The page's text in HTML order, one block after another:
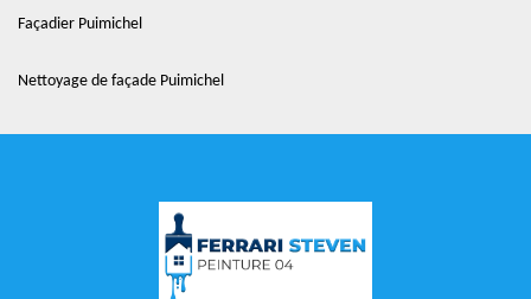
Façadier Puimichel
Nettoyage de façade Puimichel